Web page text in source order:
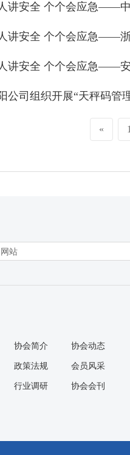
讲安全 个个会应急——中
讲安全 个个会应急——
讲安全 个个会应急——
公司组织开展“天秤码管
« 1
协会简介 协会动态
政策法规 会员风采
行业调研 协会会刊